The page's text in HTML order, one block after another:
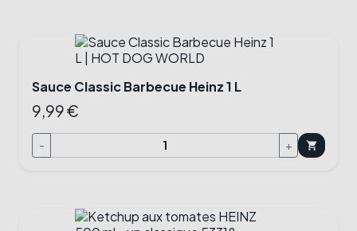
Sauce Classic Barbecue Heinz 1 L
9,99 €
- + shopping_cart